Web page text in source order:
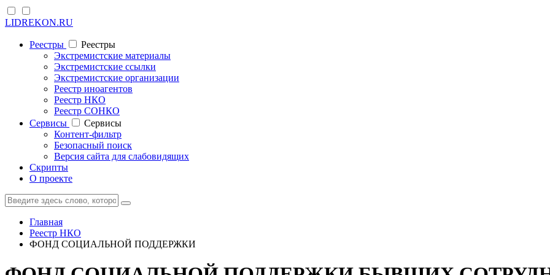
LIDREKON.RU
Реестры
Реестры
Экстремистские материалы
Экстремистские ссылки
Экстремистские организации
Реестр иноагентов
Реестр НКО
Реестр СОНКО
Cервисы
Cервисы
Контент-фильтр
Безопасный поиск
Версия сайта для слабовидящих
Скрипты
О проекте
Главная
Реестр НКО
ФОНД СОЦИАЛЬНОЙ ПОДДЕРЖКИ